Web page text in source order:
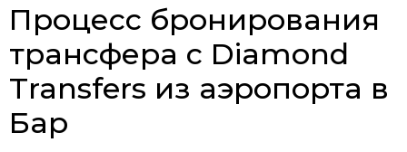
Процесс бронирования
трансфера с Diamond
Transfers из аэропорта в
Бар